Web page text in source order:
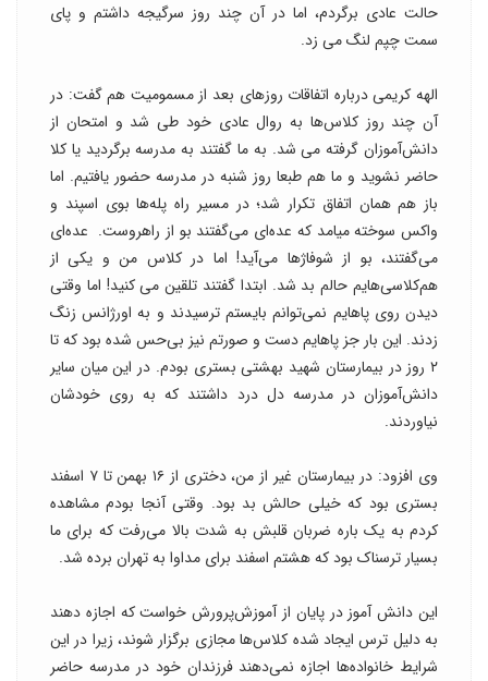
حالت عادی برگردم، اما در آن چند روز سرگیجه داشتم و پای
سمت چپم لنگ می زد.
الهه کریمی درباره اتفاقات روزهای بعد از مسمومیت هم گفت: در
آن چند روز کلاس‌ها به روال عادی خود طی شد و امتحان از
دانش‌آموزان گرفته می شد. به ما گفتند به مدرسه برگردید یا کلا
حاضر نشوید و ما هم طبعا روز شنبه در مدرسه حضور یافتیم. اما
باز هم همان اتفاق تکرار شد؛ در مسیر راه پله‌ها بوی اسپند و
واکس سوخته میامد که عده‌ای می‌گفتند بو از راهروست. عده‌ای
می‌گفتند، بو از شوفاژها می‌آید! اما در کلاس من و یکی از
هم‌کلاسی‌هایم حالم بد شد. ابتدا گفتند تلقین می کنید! اما وقتی
دیدن روی پاهایم نمی‌توانم بایستم ترسیدند و به اورژانس زنگ
زدند. این بار جز پاهایم دست و صورتم نیز بی‌حس شده بود که تا
۲ روز در بیمارستان شهید بهشتی بستری بودم. در این میان سایر
دانش‌آموزان در مدرسه دل درد داشتند که به روی خودشان
نیاوردند.
وی افزود: در بیمارستان غیر از من، دختری از ۱۶ بهمن تا ۷ اسفند
بستری بود که خیلی حالش بد بود. وقتی آنجا بودم مشاهده
کردم به یک باره ضربان قلبش به شدت بالا می‌رفت که برای ما
بسیار ترسناک بود که هشتم اسفند برای مداوا به تهران برده شد.
این دانش آموز در پایان از آموزش‌پرورش خواست که اجازه دهند
به دلیل ترس ایجاد شده کلاس‌ها مجازی برگزار شوند، زیرا در این
شرایط خانواده‌ها اجازه نمی‌دهند فرزندان خود در مدرسه حاضر